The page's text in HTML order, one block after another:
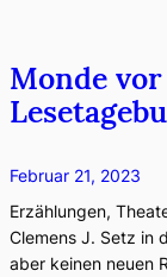
Monde
Februar 21, 2023
Erzählungen,
Clemens J. Setz in
aber keinen neuen